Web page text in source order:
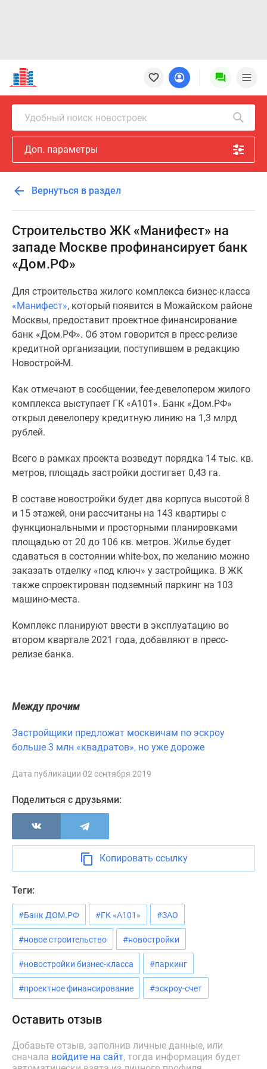
Новостройки
Квартиры
Ипотека
Новостройки
Москвы
Новостройки
Подмосковья
Новостройки
Москвы
Готовые
новостройки
Новостройки
карте
предложения
Коммерческие
помещения
Продавцы
застройщики
новостроек
Видеообзор
новостроек
Экспертиза
новостроек
Москвы
Подмосковья
Студии
комнатные
комнатные
Квартиры
карте
ипотека
ипотека
Банки
программы
Медиа
Новости
недвижимости
Мнение
Аналитика
Покупателю
Экспертиза
новостроек
Эксперты
авторы
проекте
Реклама
сайте
Удобный поиск новостроек
Доп. параметры
Вернуться в раздел
Строительство ЖК «Манифест» на
западе Москве профинансирует банк
«Дом.РФ»
Для строительства жилого комплекса бизнес-класса
«Манифест», который появится в Можайском районе
Москвы, предоставит проектное финансирование
банк «Дом.РФ». Об этом говорится в пресс-релизе
кредитной организации, поступившем в редакцию
Новострой-М.
Как отмечают в сообщении, fee-девелопером жилого
комплекса выступает ГК «А101». Банк «Дом.РФ»
открыл девелоперу кредитную линию на 1,3 млрд
рублей.
Всего в рамках проекта возведут порядка 14 тыс. кв.
метров, площадь застройки достигает 0,43 га.
В составе новостройки будет два корпуса высотой 8
и 15 этажей, они рассчитаны на 143 квартиры с
функциональными и просторными планировками
площадью от 20 до 106 кв. метров. Жилье будет
сдаваться в состоянии white-box, по желанию можно
заказать отделку «под ключ» у застройщика. В ЖК
также спроектирован подземный паркинг на 103
машино-места.
Комплекс планируют ввести в эксплуатацию во
втором квартале 2021 года, добавляют в пресс-
релизе банка.
Между прочим
Застройщики предложат москвичам по эскроу
больше 3 млн «квадратов», но уже дороже
Дата публикации 02 сентября 2019
Поделиться с друзьями:
Копировать ссылку
Теги:
#Банк ДОМ.РФ #ГК «А101» #ЗАО
#новое строительство #новостройки
#новостройки бизнес-класса #паркинг
#проектное финансирование #эскроу-счет
Оставить отзыв
Добавьте отзыв, заполнив личные данные, или
сначала войдите на сайт, тогда информация будет